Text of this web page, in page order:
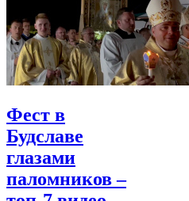
Фест в
Будславе
глазами
паломников –